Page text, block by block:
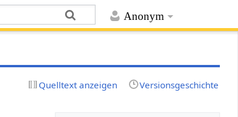
Anonym
Quelltext anzeigen Versionsgeschichte